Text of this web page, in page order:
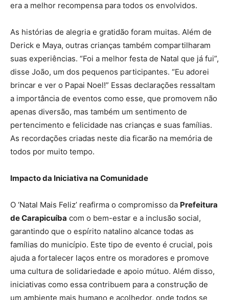
era a melhor recompensa para todos os envolvidos.
As histórias de alegria e gratidão foram muitas. Além de
Derick e Maya, outras crianças também compartilharam
suas experiências. “Foi a melhor festa de Natal que já fui”,
disse João, um dos pequenos participantes. “Eu adorei
brincar e ver o Papai Noel!” Essas declarações ressaltam
a importância de eventos como esse, que promovem não
apenas diversão, mas também um sentimento de
pertencimento e felicidade nas crianças e suas famílias.
As recordações criadas neste dia ficarão na memória de
todos por muito tempo.
Impacto da Iniciativa na Comunidade
O ‘Natal Mais Feliz’ reafirma o compromisso da Prefeitura
de Carapicuíba com o bem-estar e a inclusão social,
garantindo que o espírito natalino alcance todas as
famílias do município. Este tipo de evento é crucial, pois
ajuda a fortalecer laços entre os moradores e promove
uma cultura de solidariedade e apoio mútuo. Além disso,
iniciativas como essa contribuem para a construção de
um ambiente mais humano e acolhedor, onde todos se